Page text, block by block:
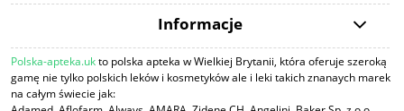
Informacje
Polska-apteka.ukto polska apteka w Wielkiej Brytanii, która oferuje szeroką
gamę nie tylko polskich leków i kosmetyków ale i leki takich znanaych marek
na całym świecie jak: